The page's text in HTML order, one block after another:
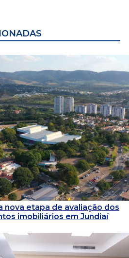
nova etapa de avaliação dos
imobiliários em Jundiaí